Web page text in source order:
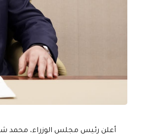
أعلن رئيس مجلس الوزراء، محمد